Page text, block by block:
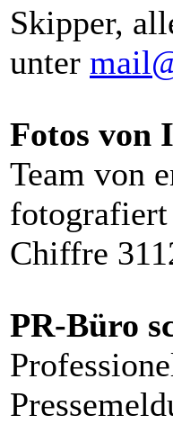
Skipper,
unter
Fotos von
Team von
Chiffre
PR-Büro